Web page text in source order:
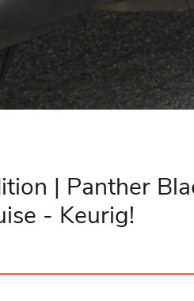
| Panther
- Keurig!